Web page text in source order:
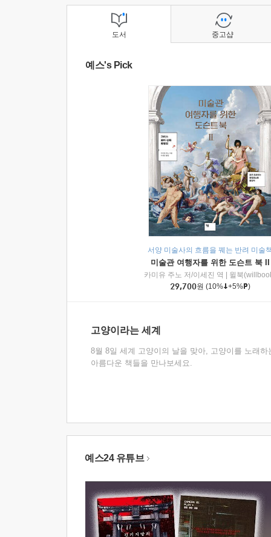
도서
예스's Pick
서양 미술사의 흐름을 꿰는 반려 미술
미술관 여행자를 위한 도슨트 북 II
카미유 주노 저/이세진 역
윌북
29,700원 (10% +5% )
고양이라는 세계
8월 8일 세계 고양이의 날을 맞아, 고양이를 노래하
아름다운 책들을 만나보세요.
중고샵
예스24 유튜브